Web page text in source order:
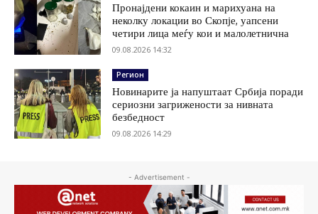
Пронајдени кокаин и марихуана на
неколку локации во Скопје, уапсени
четири лица меѓу кои и малолетнична
09.08.2026 14:32
Регион
Новинарите ја напуштаат Србија поради
сериозни загрижености за нивната
безбедност
09.08.2026 14:29
- Advertisement -